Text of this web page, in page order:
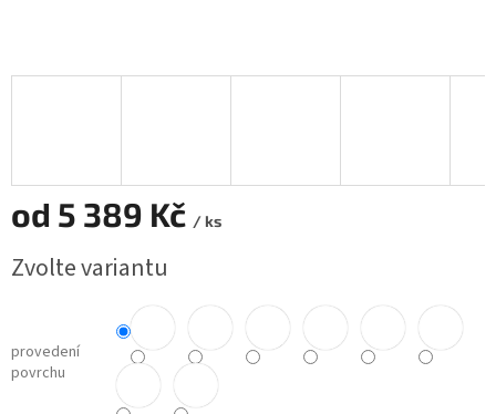
od 5 389 Kč / ks
cena:
Zvolte variantu
provedení
povrchu